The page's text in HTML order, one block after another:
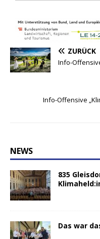
ZURÜCK
Info-
Info-Offensive
NEWS
835
Das war